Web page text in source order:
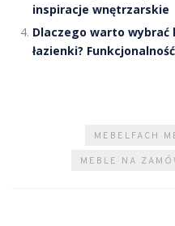
inspiracje wnętrzarskie
Dlaczego warto wybrać
łazienki?
MEBELFACH
MEBLE NA